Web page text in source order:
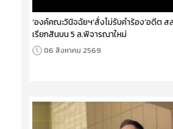
‘องค์คณะวินิจฉัยฯ’สั่งไม่รับคำร้อง‘อดีต ส
เรียกสินบน 5 ล.พิจารณาใหม่
06 สิงหาคม 2569